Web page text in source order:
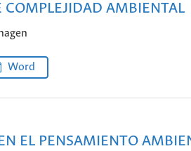
COMPLEJIDAD AMBIENTAL
Word
EL PENSAMIENTO